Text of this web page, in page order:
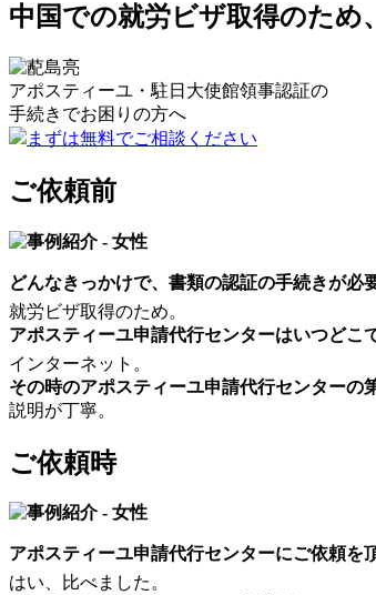
中国での就労ビザ取得のため
アポスティーユ・駐日大使館領事認証の
手続きでお困りの方へ
まずは無料でご相談ください
ご依頼前
どんなきっかけで、書類の認証の手続きが必
就労ビザ取得のため。
アポスティーユ申請代行センターはいつどこ
インターネット。
その時のアポスティーユ申請代行センターの
説明が丁寧。
ご依頼時
アポスティーユ申請代行センターにご依頼を
はい、比べました。